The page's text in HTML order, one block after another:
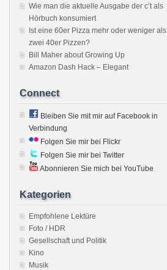
Wie man die aktuelle Ausgabe der c’t als
Hörbuch konsumiert
Ist eine 60er Pizza mehr oder weniger als
zwei 40er Pizzen?
Bill Maher about Growing Up
Amazon Dash Hack – Elegant
Connect
Bleiben Sie mit mir auf Facebook in
Verbindung
Folgen Sie mir bei Flickr
Folgen Sie mir bei Twitter
Abonnieren Sie mich bei YouTube
Kategorien
Empfohlene Lektüre
Foto / HDR
Gesellschaft und Politik
Kino
Musik